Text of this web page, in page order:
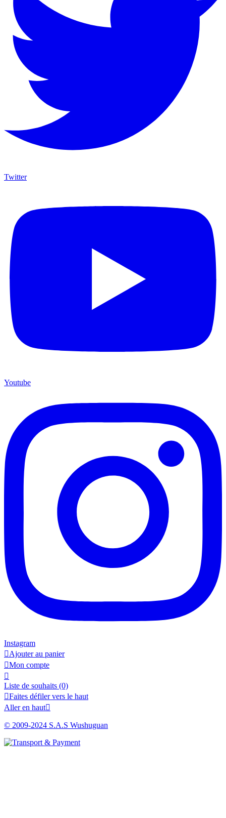
Twitter
Youtube
Instagram
Ajouter au panier
Mon compte

Liste de souhaits (0)
Faites défiler vers le haut
Aller en haut
© 2009-2024 S.A.S Wushuguan